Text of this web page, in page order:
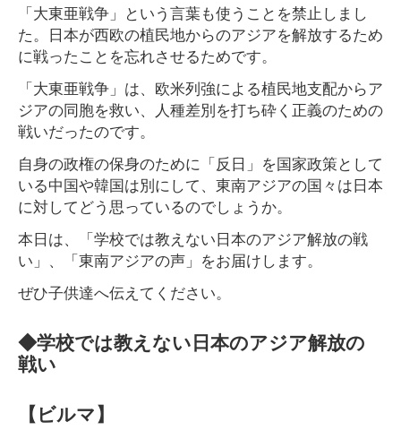
「大東亜戦争」という言葉も使うことを禁止しまし
た。日本が西欧の植民地からのアジアを解放するため
に戦ったことを忘れさせるためです。
「大東亜戦争」は、欧米列強による植民地支配からア
ジアの同胞を救い、人種差別を打ち砕く正義のための
戦いだったのです。
自身の政権の保身のために「反日」を国家政策として
いる中国や韓国は別にして、東南アジアの国々は日本
に対してどう思っているのでしょうか。
本日は、「学校では教えない日本のアジア解放の戦
い」、「東南アジアの声」をお届けします。
ぜひ子供達へ伝えてください。
◆学校では教えない日本のアジア解放の
戦い
【ビルマ】